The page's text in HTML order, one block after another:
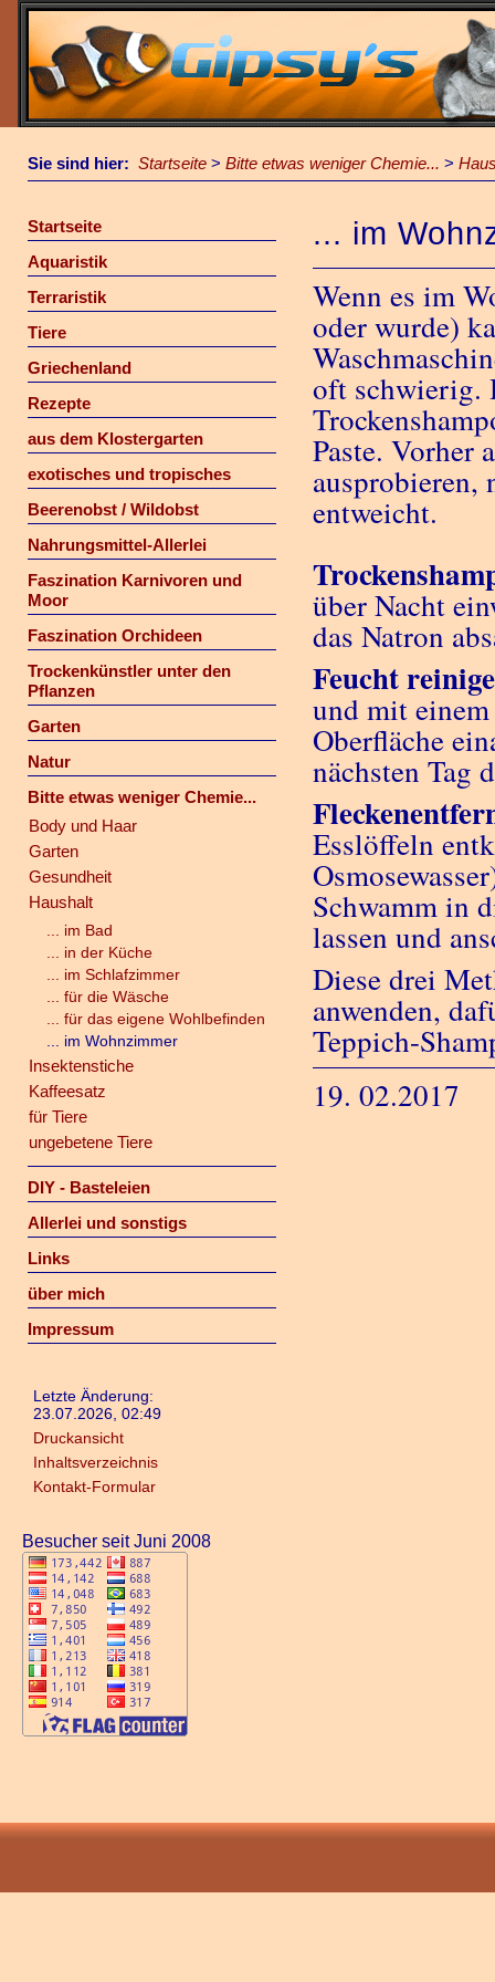
Sie sind hier: Startseite > Bitte etwas weniger Chemie... >
Startseite
Aquaristik
Terraristik
Tiere
Griechenland
Rezepte
aus dem Klostergarten
exotisches und tropisches
Beerenobst / Wildobst
Nahrungsmittel-Allerlei
Faszination Karnivoren und
Moor
Faszination Orchideen
Trockenkünstler unter den
Pflanzen
Garten
Natur
Bitte etwas weniger Chemie...
Body und Haar
Garten
Gesundheit
Haushalt
... im Bad
... in der Küche
... im Schlafzimmer
... für die Wäsche
... für das eigene Wohlbefinden
... im Wohnzimmer
Insektenstiche
Kaffeesatz
für Tiere
ungebetene Tiere
DIY - Basteleien
Allerlei und sonstigs
Links
über mich
Impressum
Letzte Änderung:
23.07.2026, 02:49
Druckansicht
Inhaltsverzeichnis
Kontakt-Formular
Besucher seit Juni 2008
... im
Wenn es im
oder wurde)
oft schwierig.
Paste. Vorher
ausprobieren,
entweicht.
über Nacht
das Natron
Feucht
und mit
Oberfläche
nächsten Tag
Esslöffeln
Schwamm in
lassen und
Diese drei
anwenden,
Teppich-
19. 02.2017